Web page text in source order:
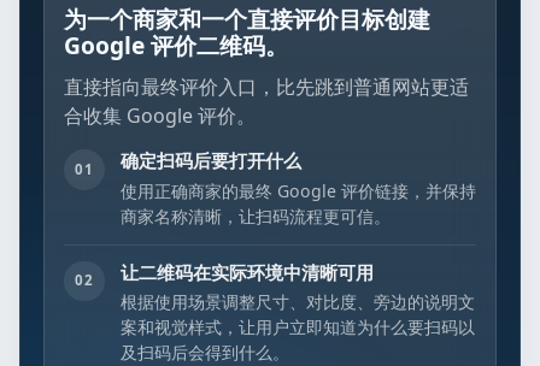
为一个商家和一个直接评价目标创建
Google 评价二维码。
直接指向最终评价入口，比先跳到普通网站更适
合收集 Google 评价。
01 确定扫码后要打开什么
使用正确商家的最终 Google 评价链接，并保持
商家名称清晰，让扫码流程更可信。
02 让二维码在实际环境中清晰可用
根据使用场景调整尺寸、对比度、旁边的说明文
案和视觉样式，让用户立即知道为什么要扫码以
及扫码后会得到什么。